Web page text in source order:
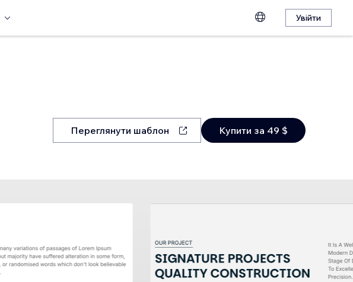
Увійти
Переглянути шаблон Купити за 49 $